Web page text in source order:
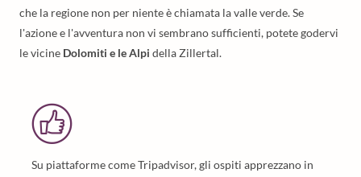
che la regione non per niente è chiamata la valle verde. Se
l'azione e l'avventura non vi sembrano sufficienti, potete godervi
le vicine Dolomiti e le Alpi della Zillertal.
Su piattaforme come Tripadvisor, gli ospiti apprezzano in